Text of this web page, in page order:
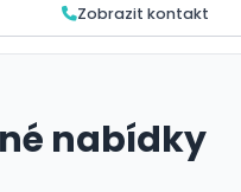
Zobrazit kontakt
nabídky